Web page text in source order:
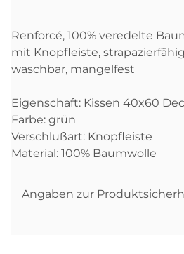
Renforcé, 100% veredelte
mit Knopfleiste,
waschbar, mangelfest
Eigenschaft: Kissen 40x60
Farbe: grün
Verschlußart: Knopfleiste
Material: 100% Baumwolle
Angaben zur